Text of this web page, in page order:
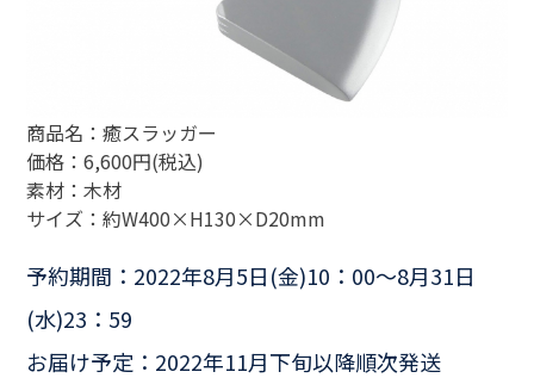
商品名：癒スラッガー
価格：6,600円(税込)
素材：木材
サイズ：約W400×H130×D20mm
予約期間：2022年8月5日(金)10：00〜8月31日
(水)23：59
お届け予定：2022年11月下旬以降順次発送